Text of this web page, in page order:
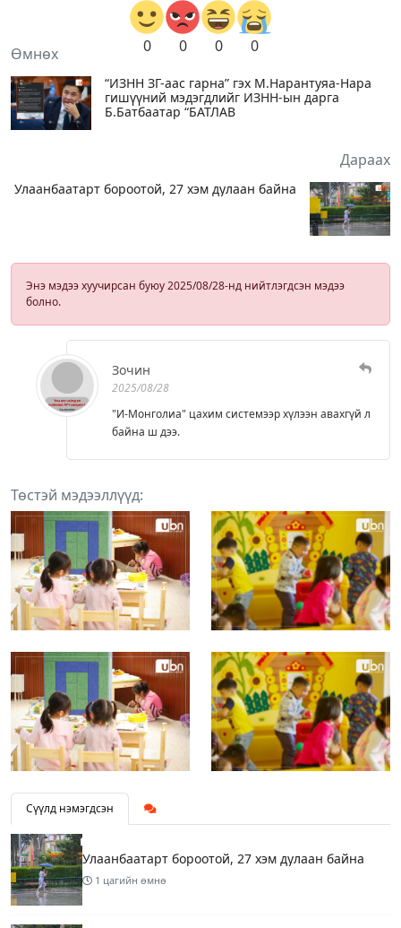
0 0 0 0
Өмнөх
“ИЗНН ЗГ-аас гарна” гэх М.Нарантуяа-Нара
гишүүний мэдэгдлийг ИЗНН-ын дарга
Б.Батбаатар “БАТЛАВ
Дараах
Улаанбаатарт бороотой, 27 хэм дулаан байна
Энэ мэдээ хуучирсан буюу 2025/08/28-нд нийтлэгдсэн мэдээ
болно.
Зочин
2025/08/28
"И-Монголиа" цахим системээр хүлээн авахгүй л
байна ш дээ.
Төстэй мэдээллүүд:
Сүүлд нэмэгдсэн
Улаанбаатарт бороотой, 27 хэм дулаан байна
1 цагийн өмнө